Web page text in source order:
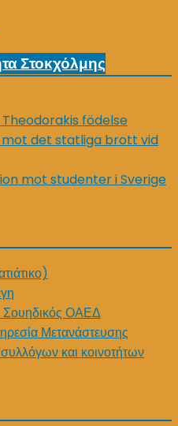
Στοκχόλμης
födelse
det statliga brott vid
mot studenter i Sverige
ΟΑΕΔ
Μετανάστευσης
και κοινοτήτων